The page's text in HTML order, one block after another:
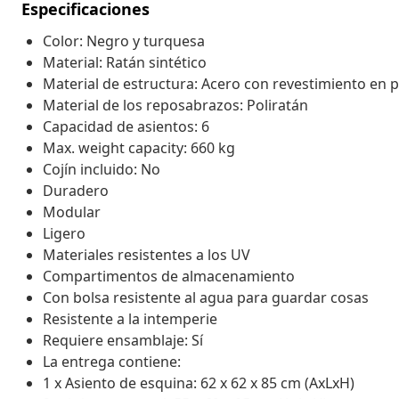
Especificaciones
Color: Negro y turquesa
Material: Ratán sintético
Material de estructura: Acero con revestimiento en
Material de los reposabrazos: Poliratán
Capacidad de asientos: 6
Max. weight capacity: 660 kg
Cojín incluido: No
Duradero
Modular
Ligero
Materiales resistentes a los UV
Compartimentos de almacenamiento
Con bolsa resistente al agua para guardar cosas
Resistente a la intemperie
Requiere ensamblaje: Sí
La entrega contiene:
1 x Asiento de esquina: 62 x 62 x 85 cm (AxLxH)